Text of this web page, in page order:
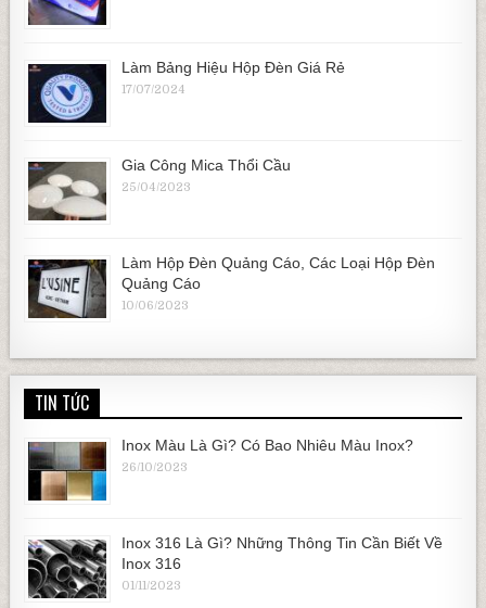
Làm Bảng Hiệu Hộp Đèn Giá Rẻ
17/07/2024
Gia Công Mica Thổi Cầu
25/04/2023
Làm Hộp Đèn Quảng Cáo, Các Loại Hộp Đèn
Quảng Cáo
10/06/2023
TIN TỨC
Inox Màu Là Gì? Có Bao Nhiêu Màu Inox?
26/10/2023
Inox 316 Là Gì? Những Thông Tin Cần Biết Về
Inox 316
01/11/2023